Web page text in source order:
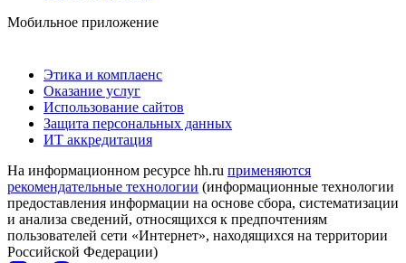
Мобильное приложение
Этика и комплаенс
Оказание услуг
Использование сайтов
Защита персональных данных
ИТ аккредитация
На информационном ресурсе hh.ru применяются
рекомендательные технологии (информационные технологии
предоставления информации на основе сбора, систематизации
и анализа сведений, относящихся к предпочтениям
пользователей сети «Интернет», находящихся на территории
Российской Федерации)